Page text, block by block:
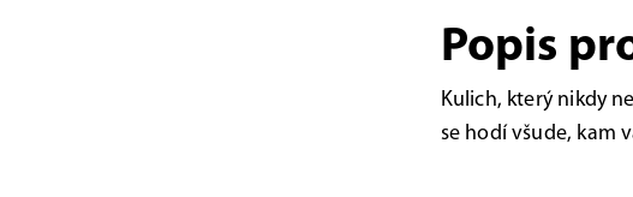
Popis
Kulich, který nikdy
se hodí všude, kam